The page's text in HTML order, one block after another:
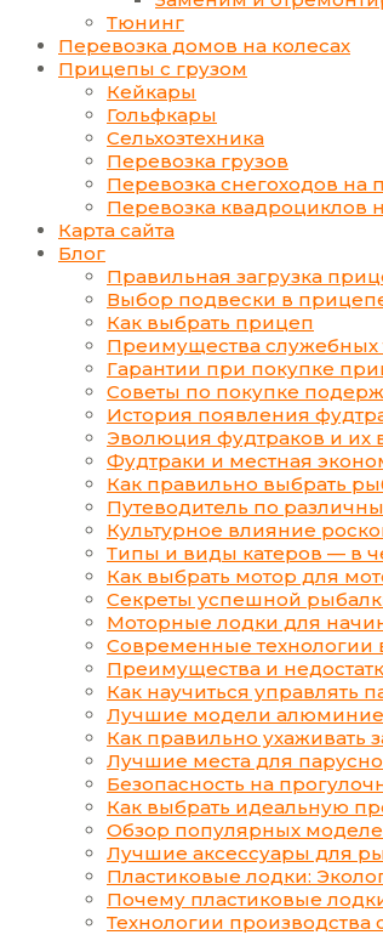
Тюнинг
Перевозка домов на колесах
Прицепы с грузом
Кейкары
Гольфкары
Сельхозтехника
Перевозка грузов
Перевозка снегоходов на
Перевозка квадроциклов
Карта сайта
Блог
Правильная загрузка
Выбор подвески в
Как выбрать прицеп
Преимущества служебных
Гарантии при покупке
Советы по покупке
История появления
Эволюция фудтраков и их
Фудтраки и местная
Как правильно выбрать
Путеводитель по
Культурное влияние
Типы и виды катеров — в
Как выбрать мотор для
Секреты успешной
Моторные лодки для
Современные технологии
Преимущества и
Как научиться управлять
Лучшие модели
Как правильно ухаживать
Лучшие места для
Безопасность на
Как выбрать идеальную
Обзор популярных
Лучшие аксессуары для
Пластиковые лодки:
Почему пластиковые
Технологии